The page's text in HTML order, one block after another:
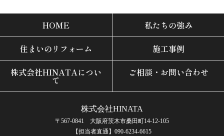
HOME
私たちの強み
住まいのリフォーム
施工事例
株式会社HINATAについ
て
ご相談・お問い合わせ
株式会社HINATA
〒567-0841 大阪府茨木市桑田町14-12-105
【担当者直通】090-6234-6615